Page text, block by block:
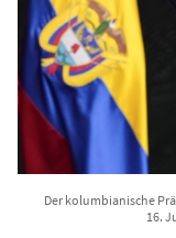
Der kolumbianische
16.